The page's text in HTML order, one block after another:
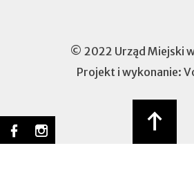
© 2022 Urząd Miejski
Projekt i wykonanie:
Scroll
to
Social
Lubliniec
OtworzyLubliniec
Otworzy